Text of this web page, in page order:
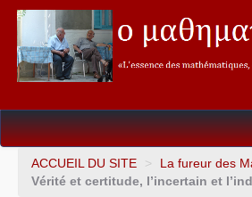
Seconde
ACCUEIL DU SITE > La fureur des
Vérité et certitude, l’incertain et